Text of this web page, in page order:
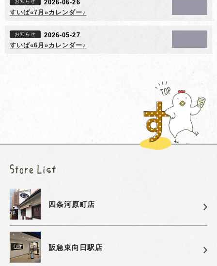
お知らせ
2026-06-26
すいば«7月»カレンダー♪
お知らせ
2026-05-27
すいば«6月»カレンダー♪
四条河原町店
阪急東向日駅店